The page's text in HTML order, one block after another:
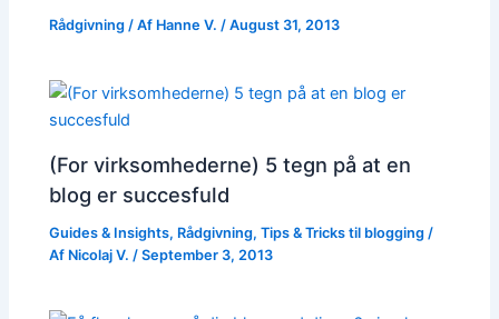
Rådgivning / Af Hanne V. /August 31, 2013
(For virksomhederne) 5 tegn på at en
blog er succesfuld
Guides & Insights, Rådgivning,Tips & Tricks til blogging /
Af Nicolaj V. /September 3, 2013